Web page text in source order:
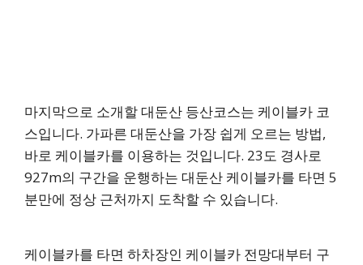
마지막으로 소개할 대둔산 등산코스는 케이블카 코
스입니다. 가파른 대둔산을 가장 쉽게 오르는 방법,
바로 케이블카를 이용하는 것입니다. 23도 경사로
927m의 구간을 운행하는 대둔산 케이블카를 타면 5
분만에 정상 근처까지 도착할 수 있습니다.
케이블카를 타면 하차장인 케이블카 전망대부터 구